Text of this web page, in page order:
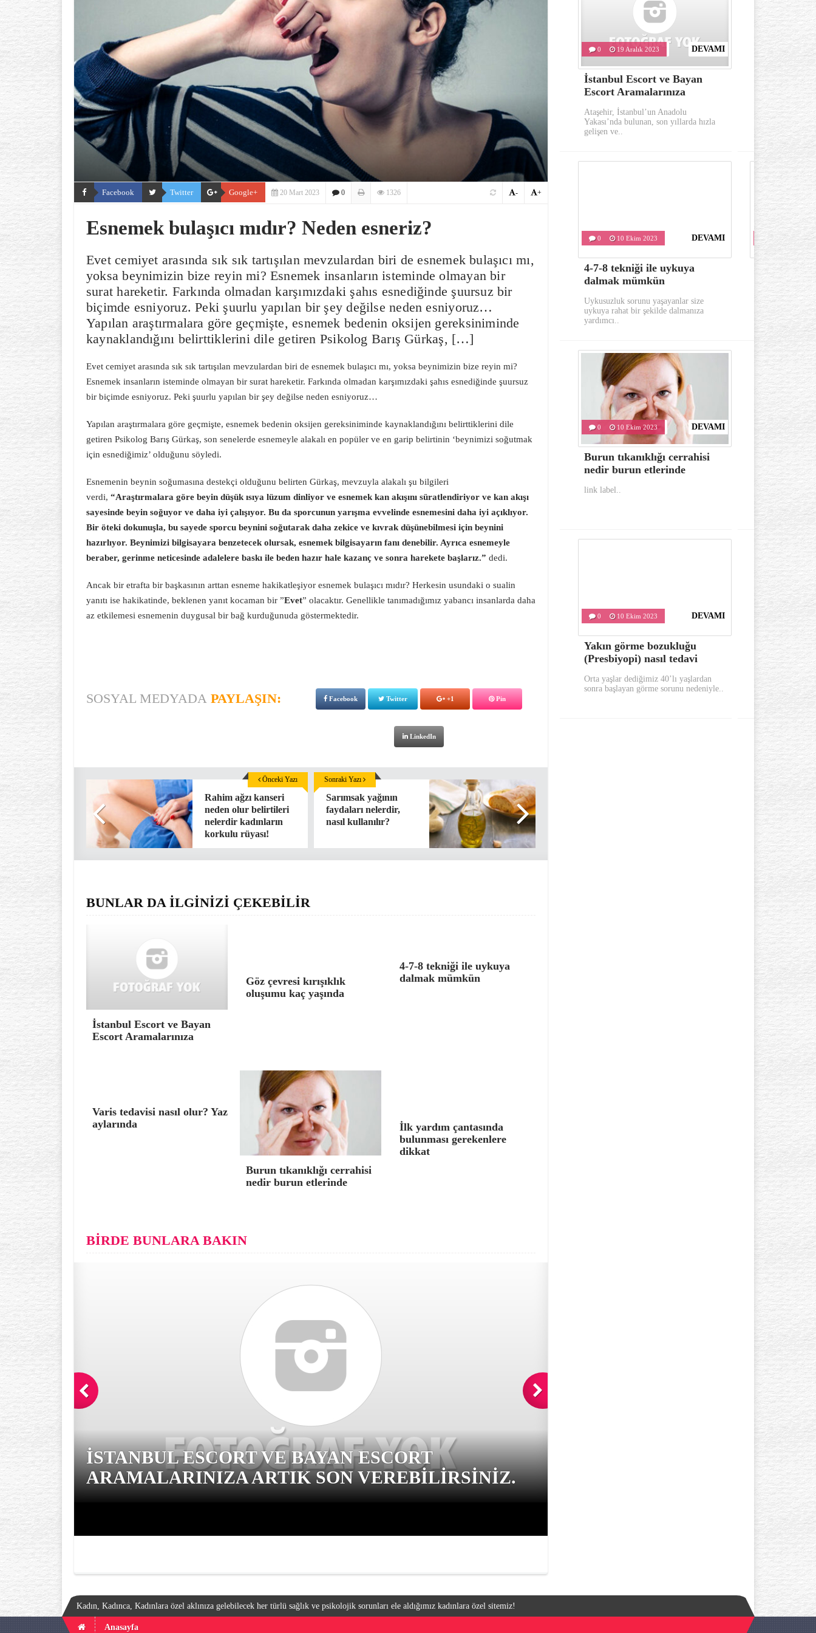
Facebook Twitter Google+ 20 Mart 2023 0 1326 +
-
Esnemek bulaşıcı mıdır? Neden esneriz?
Evet cemiyet arasında sık sık tartışılan mevzulardan biri de esnemek bulaşıcı mı,
yoksa beynimizin bize reyin mi? Esnemek insanların isteminde olmayan bir
surat hareketir. Farkında olmadan karşımızdaki şahıs esnediğinde şuursuz bir
biçimde esniyoruz. Peki şuurlu yapılan bir şey değilse neden esniyoruz…
Yapılan araştırmalara göre geçmişte, esnemek bedenin oksijen gereksiniminde
kaynaklandığını belirttiklerini dile getiren Psikolog Barış Gürkaş, […]
Evet cemiyet arasında sık sık tartışılan mevzulardan biri de esnemek bulaşıcı mı, yoksa beynimizin bize reyin mi?
Esnemek insanların isteminde olmayan bir surat hareketir. Farkında olmadan karşımızdaki şahıs esnediğinde şuursuz
bir biçimde esniyoruz. Peki şuurlu yapılan bir şey değilse neden esniyoruz…
Yapılan araştırmalara göre geçmişte, esnemek bedenin oksijen gereksiniminde kaynaklandığını belirttiklerini dile
getiren Psikolog Barış Gürkaş, son senelerde esnemeyle alakalı en popüler ve en garip belirtinin ‘beynimizi soğutmak
için esnediğimiz’ olduğunu söyledi.
Esnemenin beynin soğumasına destekçi olduğunu belirten Gürkaş, mevzuyla alakalı şu bilgileri
verdi, “Araştırmalara göre beyin düşük ısıya lüzum dinliyor ve esnemek kan akışını süratlendiriyor ve kan akışı
sayesinde beyin soğuyor ve daha iyi çalışıyor. Bu da sporcunun yarışma evvelinde esnemesini daha iyi açıklıyor.
Bir öteki dokunuşla, bu sayede sporcu beynini soğutarak daha zekice ve kıvrak düşünebilmesi için beynini
hazırlıyor. Beynimizi bilgisayara benzetecek olursak, esnemek bilgisayarın fanı denebilir. Ayrıca esnemeyle
beraber, gerinme neticesinde adalelere baskı ile beden hazır hale kazanç ve sonra harekete başlarız.” dedi.
Ancak bir etrafta bir başkasının arttan esneme hakikatleşiyor esnemek bulaşıcı mıdır? Herkesin usundaki o sualin
yanıtı ise hakikatinde, beklenen yanıt kocaman bir ”Evet” olacaktır. Genellikle tanımadığımız yabancı insanlarda daha
az etkilemesi esnemenin duygusal bir bağ kurduğunuda göstermektedir.
SOSYAL MEDYADA PAYLAŞIN: Facebook Twitter +1 Pin
LinkedIn
Rahim ağzı kanseri
neden olur belirtileri
nelerdir kadınların
korkulu rüyası!
Önceki Yazı
Sarımsak yağının
faydaları nelerdir,
nasıl kullanılır?
Sonraki Yazı
BUNLAR DA İLGİNİZİ ÇEKEBİLİR
İstanbul Escort ve Bayan
Escort Aramalarınıza
Göz çevresi kırışıklık
oluşumu kaç yaşında
4-7-8 tekniği ile uykuya
dalmak mümkün
Varis tedavisi nasıl olur? Yaz
aylarında
Burun tıkanıklığı cerrahisi
nedir burun etlerinde
İlk yardım çantasında
bulunması gerekenlere
dikkat
BİRDE BUNLARA BAKIN
İSTANBUL ESCORT VE BAYAN ESCORT
ARAMALARINIZA ARTIK SON VEREBILIRSINIZ.
GÖZ ÇEVRESI KIRIŞIKLIK
YAŞINDA BAŞLAR? AÇIK
DEVAMI
0 19 Aralık 2023
İstanbul Escort ve Bayan
Escort Aramalarınıza
Ataşehir, İstanbul’un Anadolu
Yakası’nda bulunan, son yıllarda hızla
gelişen ve..
10
Göz
oluşumu
Göz
önemli
DEVAMI
0 10 Ekim 2023
4-7-8 tekniği ile uykuya
dalmak mümkün
Uykusuzluk sorunu yaşayanlar size
uykuya rahat bir şekilde dalmanıza
yardımcı..
0 10 Ekim
Varis
aylarında
Gerek görünümü
oldukça dikkat
hastalıklardan..
DEVAMI
0 10 Ekim 2023
Burun tıkanıklığı cerrahisi
nedir burun etlerinde
link label..
0
İlk yardım
link label..
DEVAMI
0 10 Ekim 2023
Yakın görme bozukluğu
(Presbiyopi) nasıl tedavi
Orta yaşlar dediğimiz 40’lı yaşlardan
sonra başlayan görme sorunu nedeniyle..
0
bunları
Sabahları
yerinde
Kadın, Kadınca, Kadınlara özel aklınıza gelebilecek her türlü sağlık ve psikolojik sorunları ele aldığımız kadınlara özel sitemiz!
Anasayfa